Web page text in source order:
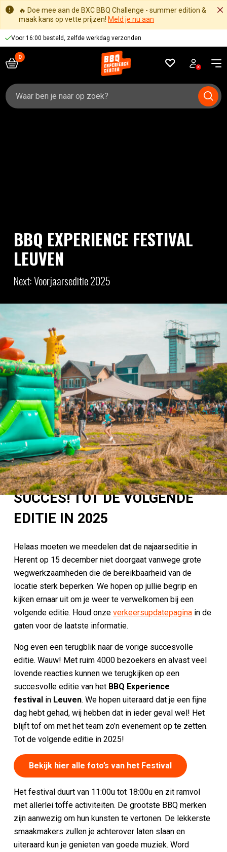
🔥 Doe mee aan de BXC BBQ Challenge - summer edition &
maak kans op vette prijzen! Meld je nu aan
9.2
Zoeken
naar:
BBQ EXPERIENCE FESTIVAL
LEUVEN
Next: Voorjaarseditie 2025
BBQ Experience Festival is er ook volgend jaar
weer in Leuven. De exacte data worden z.s.m.
bekend gemaakt. Wil je meer weten over onze
festivals?Bekijk al onze festivals!.
IT’S A WRAP: BBQ EXPERIENCE
FESTIVAL EEN GROOT
SUCCES! TOT DE VOLGENDE
EDITIE IN 2025
Helaas moeten we meedelen dat de najaarseditie in
Herent op 15 december niet doorgaat vanwege grote
wegwerkzaamheden die de bereikbaarheid van de
locatie sterk beperken. We hopen op jullie begrip en
kijken ernaar uit om je weer te verwelkomen bij een
volgende editie. Houd onze verkeersupdatepaginain de
gaten voor de laatste informatie.
Nog even een terugblik naar de vorige succesvolle
editie. Wauw! Met ruim 4000 bezoekers en alvast veel
lovende reacties kunnen we terugkijken op een
succesvolle editie van het BBQ Experience
festival in Leuven. We hopen uiteraard dat je een fijne
dag hebt gehad, wij hebben dat in ieder geval wel! Het
blijft tof om met het team zo’n evenement op te zetten.
Tot de volgende editie in 2025!
Bekijk hier alle foto’s van het Festival
Het festival duurt van 11:00u tot 18:00u en zit ramvol
met allerlei toffe activiteiten. De grootste BBQ merken
zijn aanwezig om hun kunsten te vertonen. De lekkerste
smaakmakers zullen je achterover laten slaan en
uiteraard kun je genieten van goede muziek. Word